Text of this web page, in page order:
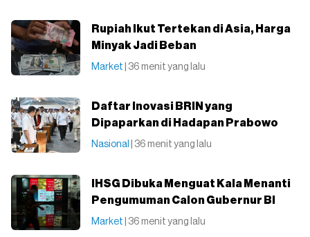
Rupiah Ikut Tertekan di Asia, Harga
Minyak Jadi Beban
Market | 36 menit yang lalu
Daftar Inovasi BRIN yang
Dipaparkan di Hadapan Prabowo
Nasional | 36 menit yang lalu
IHSG Dibuka Menguat Kala Menanti
Pengumuman Calon Gubernur BI
Market | 36 menit yang lalu